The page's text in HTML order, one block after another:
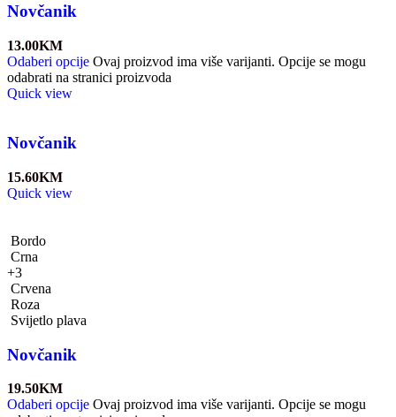
Novčanik
13.00KM
Odaberi opcije Ovaj proizvod ima više varijanti. Opcije se mogu
odabrati na stranici proizvoda
Quick view
Novčanik
15.60KM
Quick view
Bordo
Crna
+3
Crvena
Roza
Svijetlo plava
Novčanik
19.50KM
Odaberi opcije Ovaj proizvod ima više varijanti. Opcije se mogu